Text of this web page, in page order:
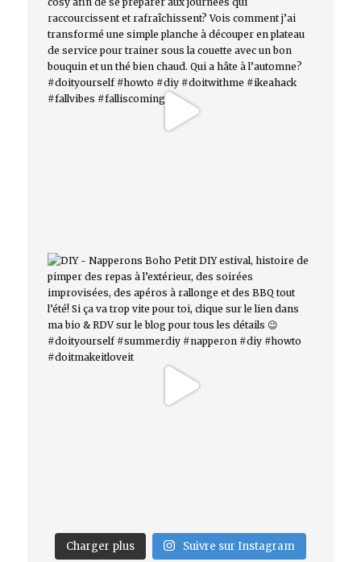
Charger plus Suivre sur Instagram